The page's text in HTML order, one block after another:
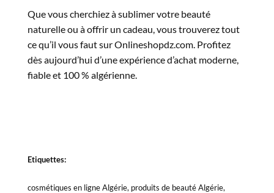
Que vous cherchiez à sublimer votre beauté
naturelle ou à offrir un cadeau, vous trouverez tout
ce qu’il vous faut sur Onlineshopdz.com. Profitez
dès aujourd’hui d’une expérience d’achat moderne,
fiable et 100 % algérienne.
Etiquettes:
cosmétiques en ligne Algérie, produits de beauté Algérie,